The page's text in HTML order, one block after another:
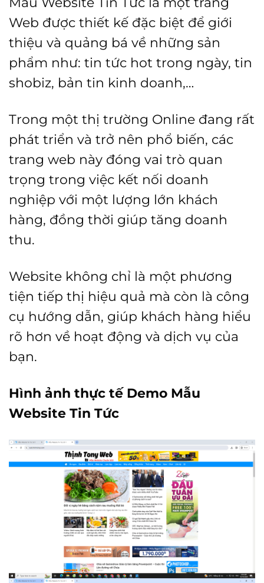
Web được thiết kế đặc biệt để giới
thiệu và quảng bá về những sản
phẩm như: tin tức hot trong ngày, tin
shobiz, bản tin kinh doanh,…
Trong một thị trường Online đang rất
phát triển và trở nên phổ biến, các
trang web này đóng vai trò quan
trọng trong việc kết nối doanh
nghiệp với một lượng lớn khách
hàng, đồng thời giúp tăng doanh
thu.
Website không chỉ là một phương
tiện tiếp thị hiệu quả mà còn là công
cụ hướng dẫn, giúp khách hàng hiểu
rõ hơn về hoạt động và dịch vụ của
bạn.
Hình ảnh thực tế Demo Mẫu
Website Tin Tức